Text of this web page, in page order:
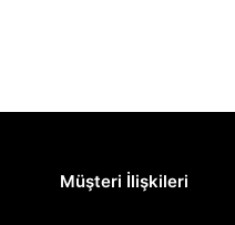
Müşteri İlişkileri